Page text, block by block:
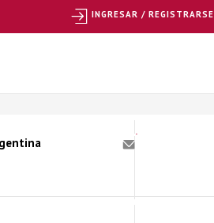
INGRESAR / REGISTRARSE